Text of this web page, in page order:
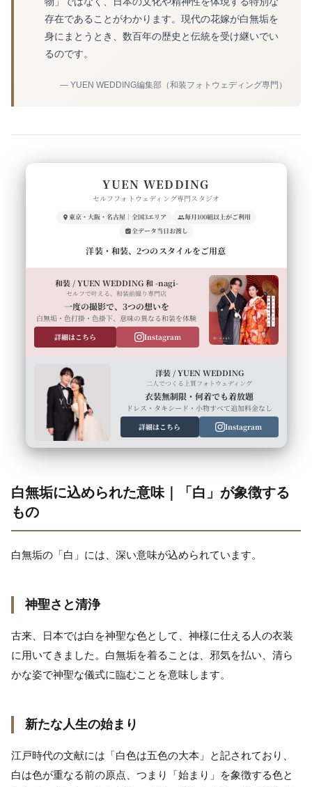
存在であることがわかります。現代の花嫁が白無垢を
身にまとうとき、数百年の歴史と伝統を受け継いでい
るのです。
— YUEN WEDDING編集部（和装フォトウェディング専門）
YUEN WEDDING
セルフフォトウェディング専門スタジオ
東京・大阪・名古屋｜全国3エリア
毎月100組以上がご利用
全データ当日お渡し
洋装・和装、2つのスタイルをご用意
和装 / YUEN WEDDING 和 -nagi-
セルフで叶える、和装前撮り専門店
一度の撮影で、3つの想いを
白無垢・色打掛・色掛下、意味の異なる和装を体験
詳細はこちら
Instagram
洋装 / YUEN WEDDING
二人でつくる上質フォトウェディング
衣装無制限・何着でも着放題
ドレス・タキシード・小物すべて追加料金なし
詳細はこちら
Instagram
白無垢に込められた意味｜「白」が象徴する
もの
白無垢の「白」には、深い意味が込められています。
神聖さと清浄
古来、日本では白を神聖な色として、神様に仕える人の衣装
に用いてきました。白無垢を着ることは、邪気を払い、清ら
かな姿で神聖な儀式に臨むことを意味します。
新たな人生の始まり
江戸時代の文献には「白色は五色の大本」と記されており、
白は色が重なる前の原点、つまり「始まり」を象徴する色と